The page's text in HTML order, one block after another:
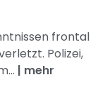
frontal
Polizei,
| mehr